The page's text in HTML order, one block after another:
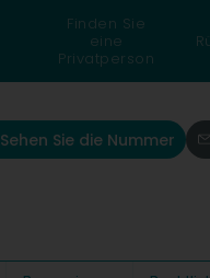
Finden Sie
eine
Privatperson
Sehen Sie die Nummer